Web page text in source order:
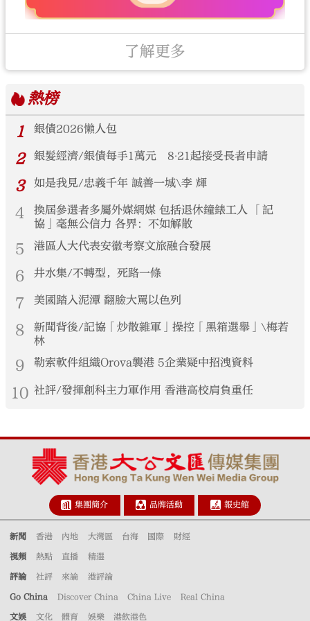
了解更多
熱榜
1
銀債2026懶人包
2 銀髮經濟/銀債每手1萬元 8‧21起接受長者申請
3 如是我見/忠義千年 誠善一城\李 輝
4
換屆參選者多屬外媒網媒 包括退休鐘錶工人 「記
協」毫無公信力 各界：不如解散
5 港區人大代表安徽考察文旅融合發展
6 井水集/不轉型，死路一條
7 美國踏入泥潭 翻臉大罵以色列
8
新聞背後/記協「炒散雜軍」操控「黑箱選舉」\梅若
林
9 勒索軟件組織Orova襲港 5企業疑中招洩資料
10 社評/發揮創科主力軍作用 香港高校肩負重任
集團簡介 品牌活動 報史館
新聞 香港 內地 大灣區 台海 國際 財經
視頻 熱點 直播 精選
評論 社評 來論 港評論
Go China Discover China China Live Real China
文娛 文化 體育 娛樂 港飲港色